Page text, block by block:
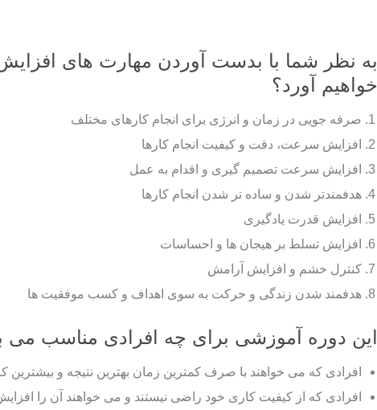
به نظر شما با بدست آوردن مهارت های
خواهیم آورد؟
صرفه جویی در زمان و انرژی برای انجام کارهای مختلف
افزایش سرعت، دقت و کیفیت انجام کارها
افزایش سرعت تصمیم گیری و اقدام به عمل
هدفمندتر شدن و ساده تر شدن انجام کارها
افزایش قدرت یادگیری
افزایش تسلط بر هیجان ها و احساسات
کنترل خشم و افزایش آرامش
هدفمند شدن زندگی و حرکت به سوی اهداف و کسب موفقیت ها
این دوره آموزشی برای چه افرادی مناسب می
افرادی که می خواهند با صرف کمترین زمان بهترین نتیجه و بیشترین
افرادی که از کیفیت کاری خود راضی نیستند و می خواهند آن را